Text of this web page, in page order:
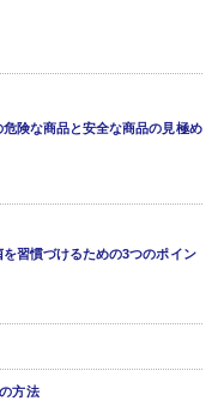
険な商品と安全な商品の見極め
習慣づけるための3つのポイン
方法